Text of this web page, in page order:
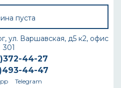
пуста
ул. Варшавская, д5 к2, офис
301
44-27
44-47
Telegram